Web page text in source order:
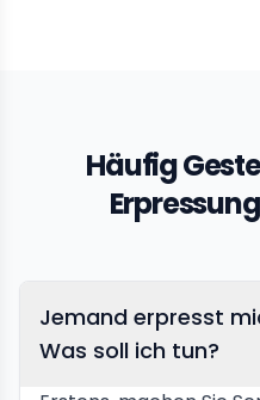
Häufig
Jemand erpresst
Was soll ich tun?